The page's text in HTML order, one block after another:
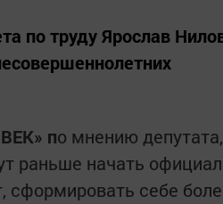
по труду Ярослав
по мнению
раньше начать
сформировать себе